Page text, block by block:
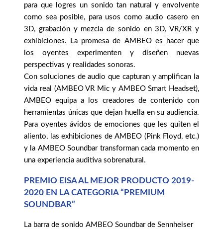
para que logres un sonido tan natural y envolvente
como sea posible, para usos como audio casero en
3D, grabación y mezcla de sonido en 3D, VR/XR y
exhibiciones. La promesa de AMBEO es hacer que
los oyentes experimenten y diseñen nuevas
perspectivas y realidades sonoras.
Con soluciones de audio que capturan y amplifican la
vida real (AMBEO VR Mic y AMBEO Smart Headset),
AMBEO equipa a los creadores de contenido con
herramientas únicas que dejan huella en su audiencia.
Para oyentes ávidos de emociones que les quiten el
aliento, las exhibiciones de AMBEO (Pink Floyd, etc.)
y la AMBEO Soundbar transforman cada momento en
una experiencia auditiva sobrenatural.
PREMIO EISA AL MEJOR PRODUCTO 2019-
2020 EN LA CATEGORIA “PREMIUM
SOUNDBAR”
La barra de sonido AMBEO Soundbar de Sennheiser